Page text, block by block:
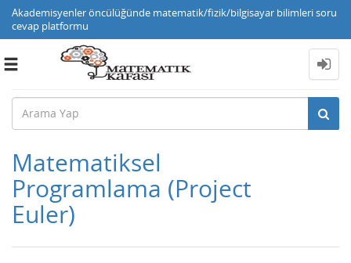
Akademisyenler öncülüğünde matematik/fizik/bilgisayar bilimleri soru
cevap platformu
Toggle
Matematiksel
Programlama (Project
Euler)